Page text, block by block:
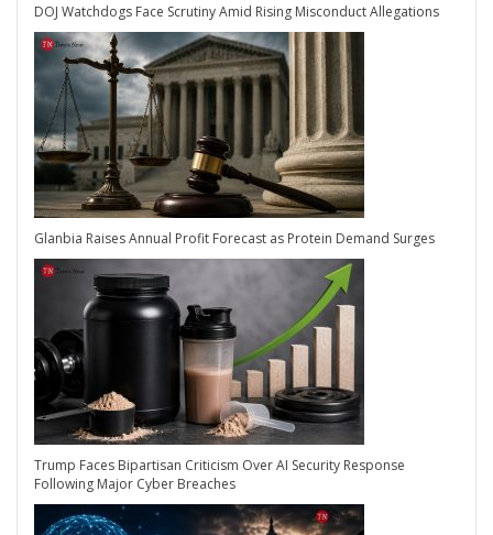
DOJ Watchdogs Face Scrutiny Amid Rising Misconduct Allegations
Glanbia Raises Annual Profit Forecast as Protein Demand Surges
Trump Faces Bipartisan Criticism Over AI Security Response
Following Major Cyber Breaches